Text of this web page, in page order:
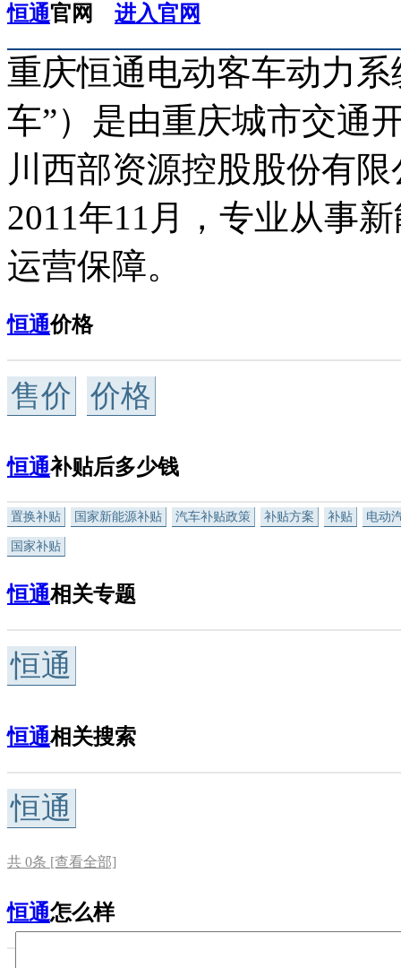
恒通官网 进入官网
重庆恒通电动客车动力
车”）是由重庆城市交通
川西部资源控股股份有
2011年11月，专业从事
运营保障。
恒通价格
售价 价格
恒通补贴后多少钱
置换补贴 国家新能源补贴 汽车补贴政策 补贴方案 补贴 电动
国家补贴
恒通相关专题
恒通
恒通相关搜索
恒通
共 0条 [查看全部]
恒通怎么样